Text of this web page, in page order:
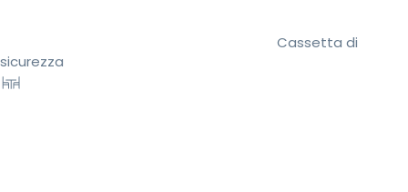
Cassetta di
sicurezza